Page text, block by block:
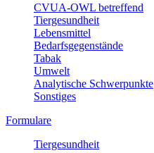
CVUA-OWL betreffend
Tiergesundheit
Lebensmittel
Bedarfsgegenstände
Tabak
Umwelt
Analytische Schwerpunkte
Sonstiges
Formulare
Tiergesundheit